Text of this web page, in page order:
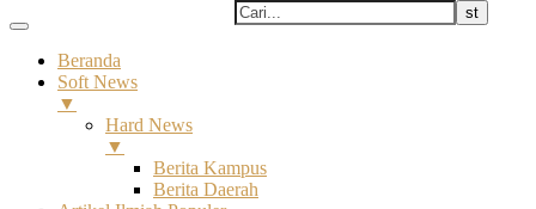
Beranda
Soft News
▼
Hard News
▼
Berita Kampus
Berita Daerah